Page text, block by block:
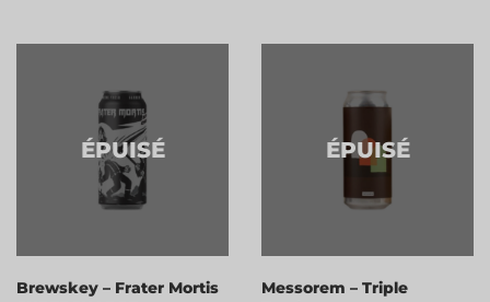
ÉPUISÉ
Brewskey – Frater Mortis
ÉPUISÉ
Messorem – Triple